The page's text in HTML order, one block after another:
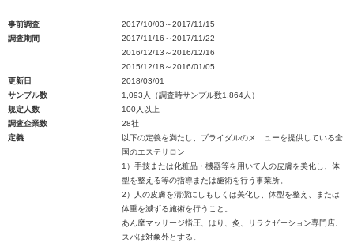
事前調査
2017/10/03～2017/11/15
調査期間
2017/11/16～2017/11/22
2016/12/13～2016/12/16
2015/12/18～2016/01/05
更新日
2018/03/01
サンプル数
1,093人（調査時サンプル数1,864人）
規定人数
100人以上
調査企業数
28社
定義
以下の定義を満たし、ブライダルのメニューを提供している全
国のエステサロン
1）手技または化粧品・機器等を用いて人の皮膚を美化し、体
型を整える等の指導または施術を行う事業所。
2）人の皮膚を清潔にしもしくは美化し、体型を整え、または
体重を減ずる施術を行うこと。
あん摩マッサージ指圧、はり、灸、リラクゼーション専門店、
スパは対象外とする。